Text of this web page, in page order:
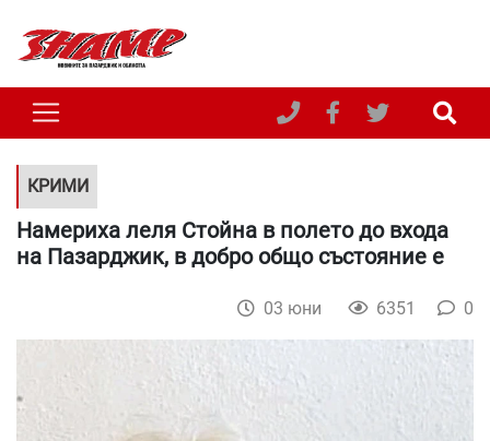
КРИМИ
Намериха леля Стойна в полето до входа
на Пазарджик, в добро общо състояние е
03 юни 6351 0